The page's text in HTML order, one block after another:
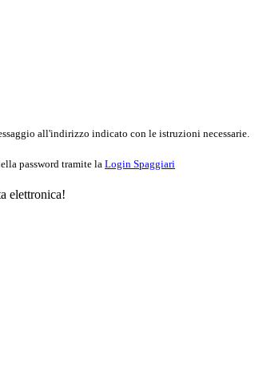
all'indirizzo indicato con le istruzioni necessarie.
password tramite la Login Spaggiari
elettronica!